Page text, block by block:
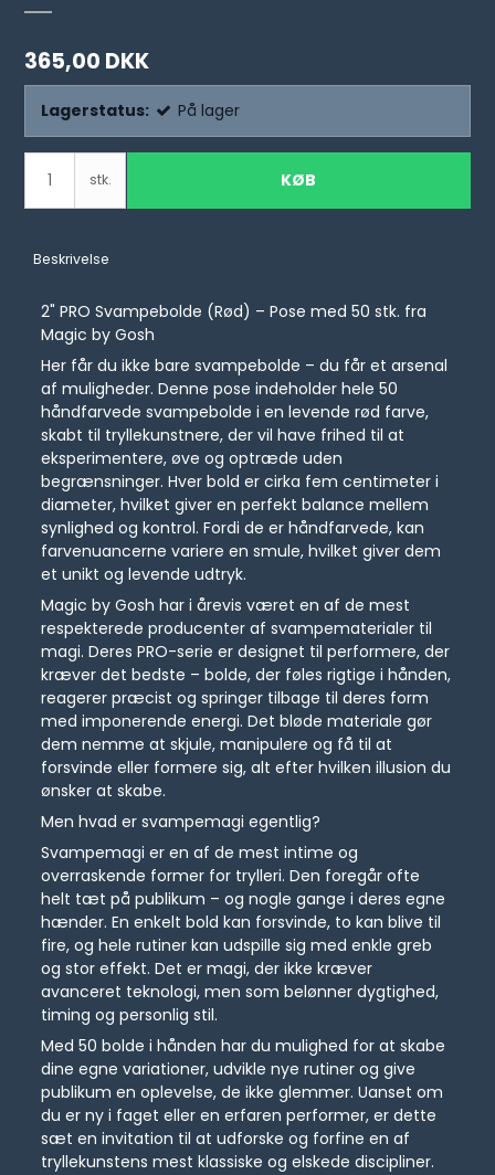
365,00 DKK
Lagerstatus: På lager
stk. KØB
Beskrivelse
2" PRO Svampebolde (Rød) – Pose med 50 stk. fra
Magic by Gosh
Her får du ikke bare svampebolde – du får et arsenal
af muligheder. Denne pose indeholder hele 50
håndfarvede svampebolde i en levende rød farve,
skabt til tryllekunstnere, der vil have frihed til at
eksperimentere, øve og optræde uden
begrænsninger. Hver bold er cirka fem centimeter i
diameter, hvilket giver en perfekt balance mellem
synlighed og kontrol. Fordi de er håndfarvede, kan
farvenuancerne variere en smule, hvilket giver dem
et unikt og levende udtryk.
Magic by Gosh har i årevis været en af de mest
respekterede producenter af svampematerialer til
magi. Deres PRO-serie er designet til performere, der
kræver det bedste – bolde, der føles rigtige i hånden,
reagerer præcist og springer tilbage til deres form
med imponerende energi. Det bløde materiale gør
dem nemme at skjule, manipulere og få til at
forsvinde eller formere sig, alt efter hvilken illusion du
ønsker at skabe.
Men hvad er svampemagi egentlig?
Svampemagi er en af de mest intime og
overraskende former for trylleri. Den foregår ofte
helt tæt på publikum – og nogle gange i deres egne
hænder. En enkelt bold kan forsvinde, to kan blive til
fire, og hele rutiner kan udspille sig med enkle greb
og stor effekt. Det er magi, der ikke kræver
avanceret teknologi, men som belønner dygtighed,
timing og personlig stil.
Med 50 bolde i hånden har du mulighed for at skabe
dine egne variationer, udvikle nye rutiner og give
publikum en oplevelse, de ikke glemmer. Uanset om
du er ny i faget eller en erfaren performer, er dette
sæt en invitation til at udforske og forfine en af
tryllekunstens mest klassiske og elskede discipliner.